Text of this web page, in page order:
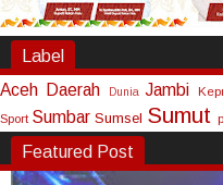
Label
Aceh Daerah Dunia Jambi
Sport Sumbar Sumsel Sumut
Featured Post